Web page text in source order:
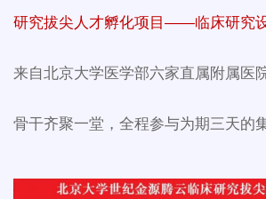
研究拔尖人才孵化项目——临床研究
来自北京大学医学部六家直属附属医
骨干齐聚一堂，全程参与为期三天的